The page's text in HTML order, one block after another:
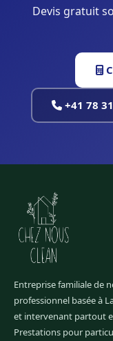
Devis gratuit
+41 78
Entreprise familiale de
professionnel basée à
et intervenant partout
Prestations pour